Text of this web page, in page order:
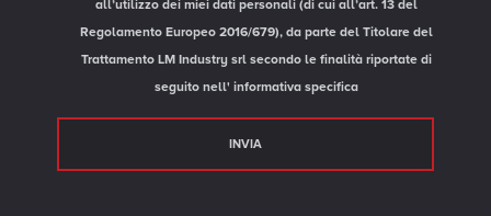
all’utilizzo dei miei dati personali (di cui all’art. 13 del
Regolamento Europeo 2016/679), da parte del Titolare del
Trattamento LM Industry srl secondo le finalità riportate di
seguito nell' informativa specifica